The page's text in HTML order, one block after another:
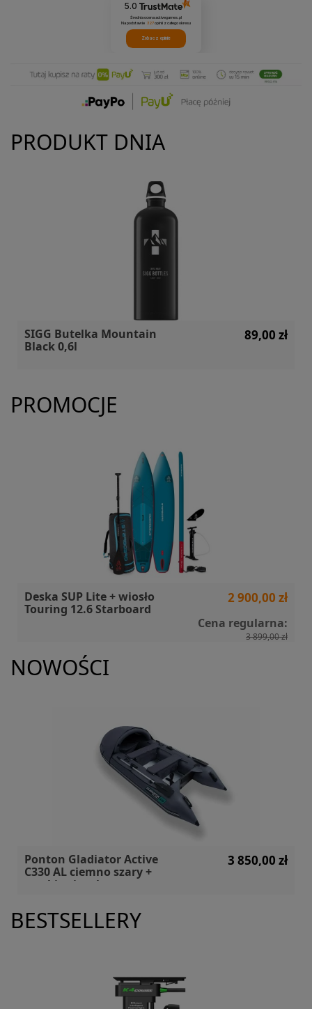
5.0
Średnia ocena activegames.pl
Na podstawie 327opinii z całego okresu
Zobacz opinie
PRODUKT DNIA
SIGG Butelka Mountain
Black 0,6l
89,00 zł
PROMOCJE
Deska SUP Lite + wiosło
Touring 12.6 Starboard
2 900,00 zł
Cena regularna:
3 899,00 zł
NOWOŚCI
Ponton Gladiator Active
C330 AL ciemno szary +
markiza i torby
3 850,00 zł
BESTSELLERY